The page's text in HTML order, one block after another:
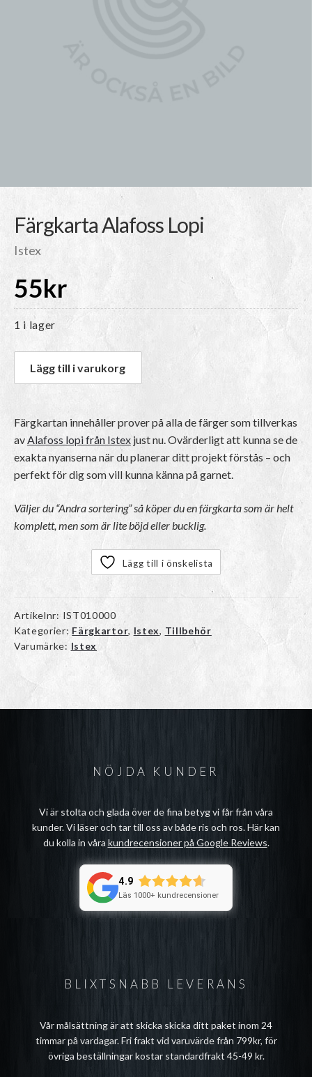
Färgkarta Alafoss Lopi
Istex
55kr
1 i lager
Lägg till i varukorg
Färgkartan innehåller prover på alla de färger som tillverkas
avAlafoss lopi från Istexjust nu. Ovärderligt att kunna se de
exakta nyanserna när du planerar ditt projekt förstås – och
perfekt för dig som vill kunna känna på garnet.
Väljer du “Andra sortering” så köper du en färgkarta som är helt
komplett, men som är lite böjd eller bucklig.
Lägg till i önskelista
Artikelnr: IST010000
Kategorier: Färgkartor, Istex, Tillbehör
Varumärke: Istex
BLIXTSNABB LEVERANS
Vår målsättning är att skicka skicka ditt paket inom 24
timmar på vardagar. Fri frakt vid varuvärde från 799kr, för
övriga beställningar kostar standardfrakt 45-49 kr.
NÖJDA KUNDER
Vi är stolta och glada över de fina betyg vi får från våra
kunder. Vi läser och tar till oss av både ris och ros. Här kan
du kolla in våra kundrecensioner på Google Reviews.
4.9
Läs 1000+ kundrecensioner